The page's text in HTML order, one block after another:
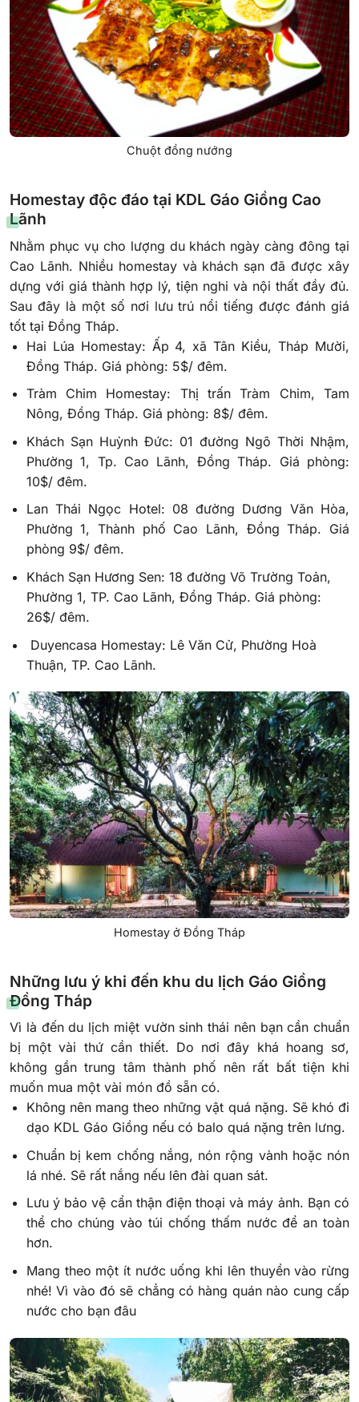
Chuột đồng nướng
Homestay độc đáo tại KDL Gáo Giồng Cao
Lãnh
Nhằm phục vụ cho lượng du khách ngày càng đông tại
Cao Lãnh. Nhiều homestay và khách sạn đã được xây
dựng với giá thành hợp lý, tiện nghi và nội thất đầy đủ.
Sau đây là một số nơi lưu trú nổi tiếng được đánh giá
tốt tại Đồng Tháp.
Hai Lúa Homestay: Ấp 4, xã Tân Kiều, Tháp Mười,
Đồng Tháp. Giá phòng: 5$/ đêm.
Tràm Chim Homestay: Thị trấn Tràm Chim, Tam
Nông, Đồng Tháp. Giá phòng: 8$/ đêm.
Khách Sạn Huỳnh Đức: 01 đường Ngô Thời Nhậm,
Phường 1, Tp. Cao Lãnh, Đồng Tháp. Giá phòng:
10$/ đêm.
Lan Thái Ngọc Hotel: 08 đường Dương Văn Hòa,
Phường 1, Thành phố Cao Lãnh, Đồng Tháp. Giá
phòng 9$/ đêm.
Khách Sạn Hương Sen: 18 đường Võ Trường Toản,
Phường 1, TP. Cao Lãnh, Đồng Tháp. Giá phòng:
26$/ đêm.
Duyencasa Homestay: Lê Văn Cử, Phường Hoà
Thuận, TP. Cao Lãnh.
Homestay ở Đồng Tháp
Những lưu ý khi đến khu du lịch Gáo Giồng
Đồng Tháp
Vì là đến du lịch miệt vườn sinh thái nên bạn cần chuẩn
bị một vài thứ cần thiết. Do nơi đây khá hoang sơ,
không gần trung tâm thành phố nên rất bất tiện khi
muốn mua một vài món đồ sẵn có.
Không nên mang theo những vật quá nặng. Sẽ khó đi
dạo KDL Gáo Giồng nếu có balo quá nặng trên lưng.
Chuẩn bị kem chống nắng, nón rộng vành hoặc nón
lá nhé. Sẽ rất nắng nếu lên đài quan sát.
Lưu ý bảo vệ cẩn thận điện thoại và máy ảnh. Bạn có
thể cho chúng vào túi chống thấm nước để an toàn
hơn.
Mang theo một ít nước uống khi lên thuyền vào rừng
nhé! Vì vào đó sẽ chẳng có hàng quán nào cung cấp
nước cho bạn đâu